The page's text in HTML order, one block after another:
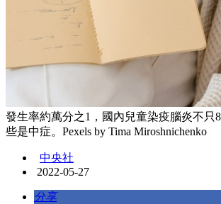
發生率約萬分之1，國內兒童染疫腦炎不只
些是中症。Pexels by Tima Miroshnichenko
中央社
2022-05-27
分享